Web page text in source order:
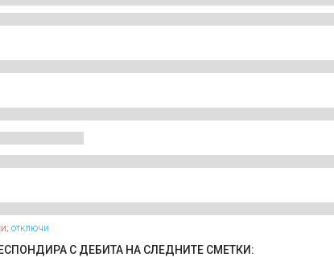
отключи
С ДЕБИТА НА СЛЕДНИТЕ СМЕТКИ: